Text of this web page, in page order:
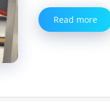
Read more